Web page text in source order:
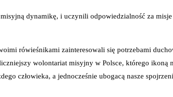
dynamikę, i uczynili odpowiedzialność za
rówieśnikami zainteresowali się potrzebami
wolontariat misyjny w Polsce, którego ikoną
człowieka, a jednocześnie ubogacą nasze